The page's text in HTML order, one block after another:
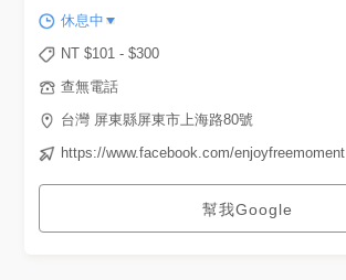
休息中
NT $101 - $300
查無電話
台灣 屏東縣屏東市上海路80號
https://www.facebook.com/enjoyfreemoment
幫我Google